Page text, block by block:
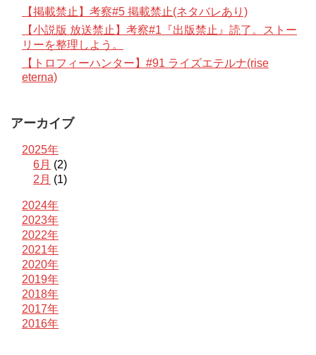
【掲載禁止】考察#5 掲載禁止(ネタバレあり)
【小説版 放送禁止】考察#1『出版禁止』読了。ストー
リーを整理しよう。
【トロフィーハンター】#91 ライズエテルナ(rise
eterna)
アーカイブ
2025年
6月 (2)
2月 (1)
2024年
2023年
2022年
2021年
2020年
2019年
2018年
2017年
2016年